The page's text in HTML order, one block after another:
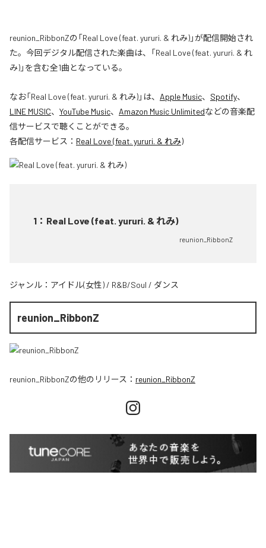
reunion_RibbonZの「Real Love (feat. yururi. & れみ)」が配信開始され
た。今回デジタル配信された楽曲は、「Real Love (feat. yururi. & れ
み)」を含む全1曲となっている。
なお「Real Love (feat. yururi. & れみ)」は、 Apple Music、 Spotify、
LINE MUSIC、 YouTube Music、 Amazon Music Unlimitedなどの音楽配
信サービスで聴くことができる。
各配信サービス： Real Love (feat. yururi. & れみ)
1 ： Real Love (feat. yururi. & れみ)
reunion_RibbonZ
ジャンル： アイドル(女性) / R&B/Soul / ダンス
reunion_RibbonZ
reunion_RibbonZの他のリリース： reunion_RibbonZ